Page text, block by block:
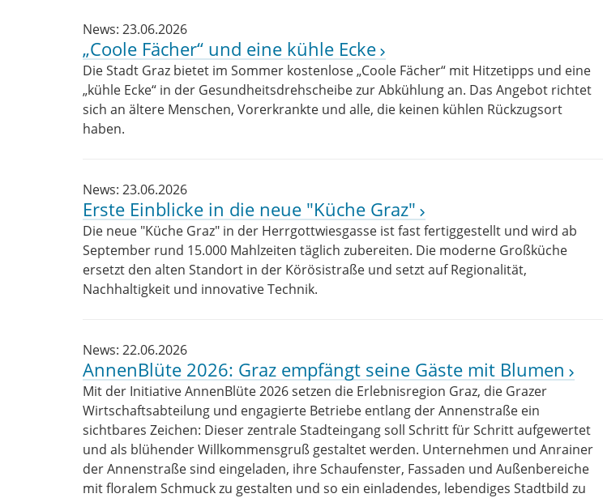
News: 23.06.2026
„Coole Fächer“ und eine kühle Ecke
Die Stadt Graz bietet im Sommer kostenlose „Coole Fächer“ mit Hitzetipps und eine
„kühle Ecke“ in der Gesundheitsdrehscheibe zur Abkühlung an. Das Angebot richtet
sich an ältere Menschen, Vorerkrankte und alle, die keinen kühlen Rückzugsort
haben.
News: 23.06.2026
Erste Einblicke in die neue "Küche Graz"
Die neue "Küche Graz" in der Herrgottwiesgasse ist fast fertiggestellt und wird ab
September rund 15.000 Mahlzeiten täglich zubereiten. Die moderne Großküche
ersetzt den alten Standort in der Körösistraße und setzt auf Regionalität,
Nachhaltigkeit und innovative Technik.
News: 22.06.2026
AnnenBlüte 2026: Graz empfängt seine Gäste mit Blumen
Mit der Initiative AnnenBlüte 2026 setzen die Erlebnisregion Graz, die Grazer
Wirtschaftsabteilung und engagierte Betriebe entlang der Annenstraße ein
sichtbares Zeichen: Dieser zentrale Stadteingang soll Schritt für Schritt aufgewertet
und als blühender Willkommensgruß gestaltet werden. Unternehmen und Anrainer
der Annenstraße sind eingeladen, ihre Schaufenster, Fassaden und Außenbereiche
mit floralem Schmuck zu gestalten und so ein einladendes, lebendiges Stadtbild zu